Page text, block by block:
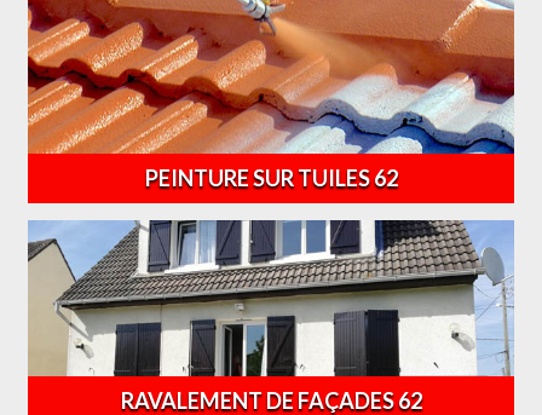
PEINTURE SUR TUILES 62
RAVALEMENT DE FAÇADES 62